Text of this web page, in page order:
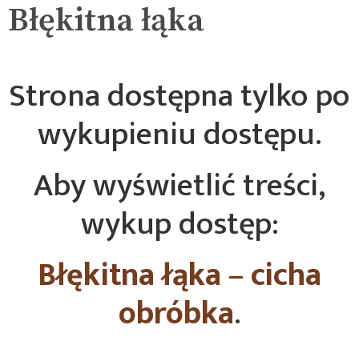
Błękitna łąka
Strona dostępna tylko po
wykupieniu dostępu.
Aby wyświetlić treści,
wykup dostęp:
Błękitna łąka – cicha
obróbka.